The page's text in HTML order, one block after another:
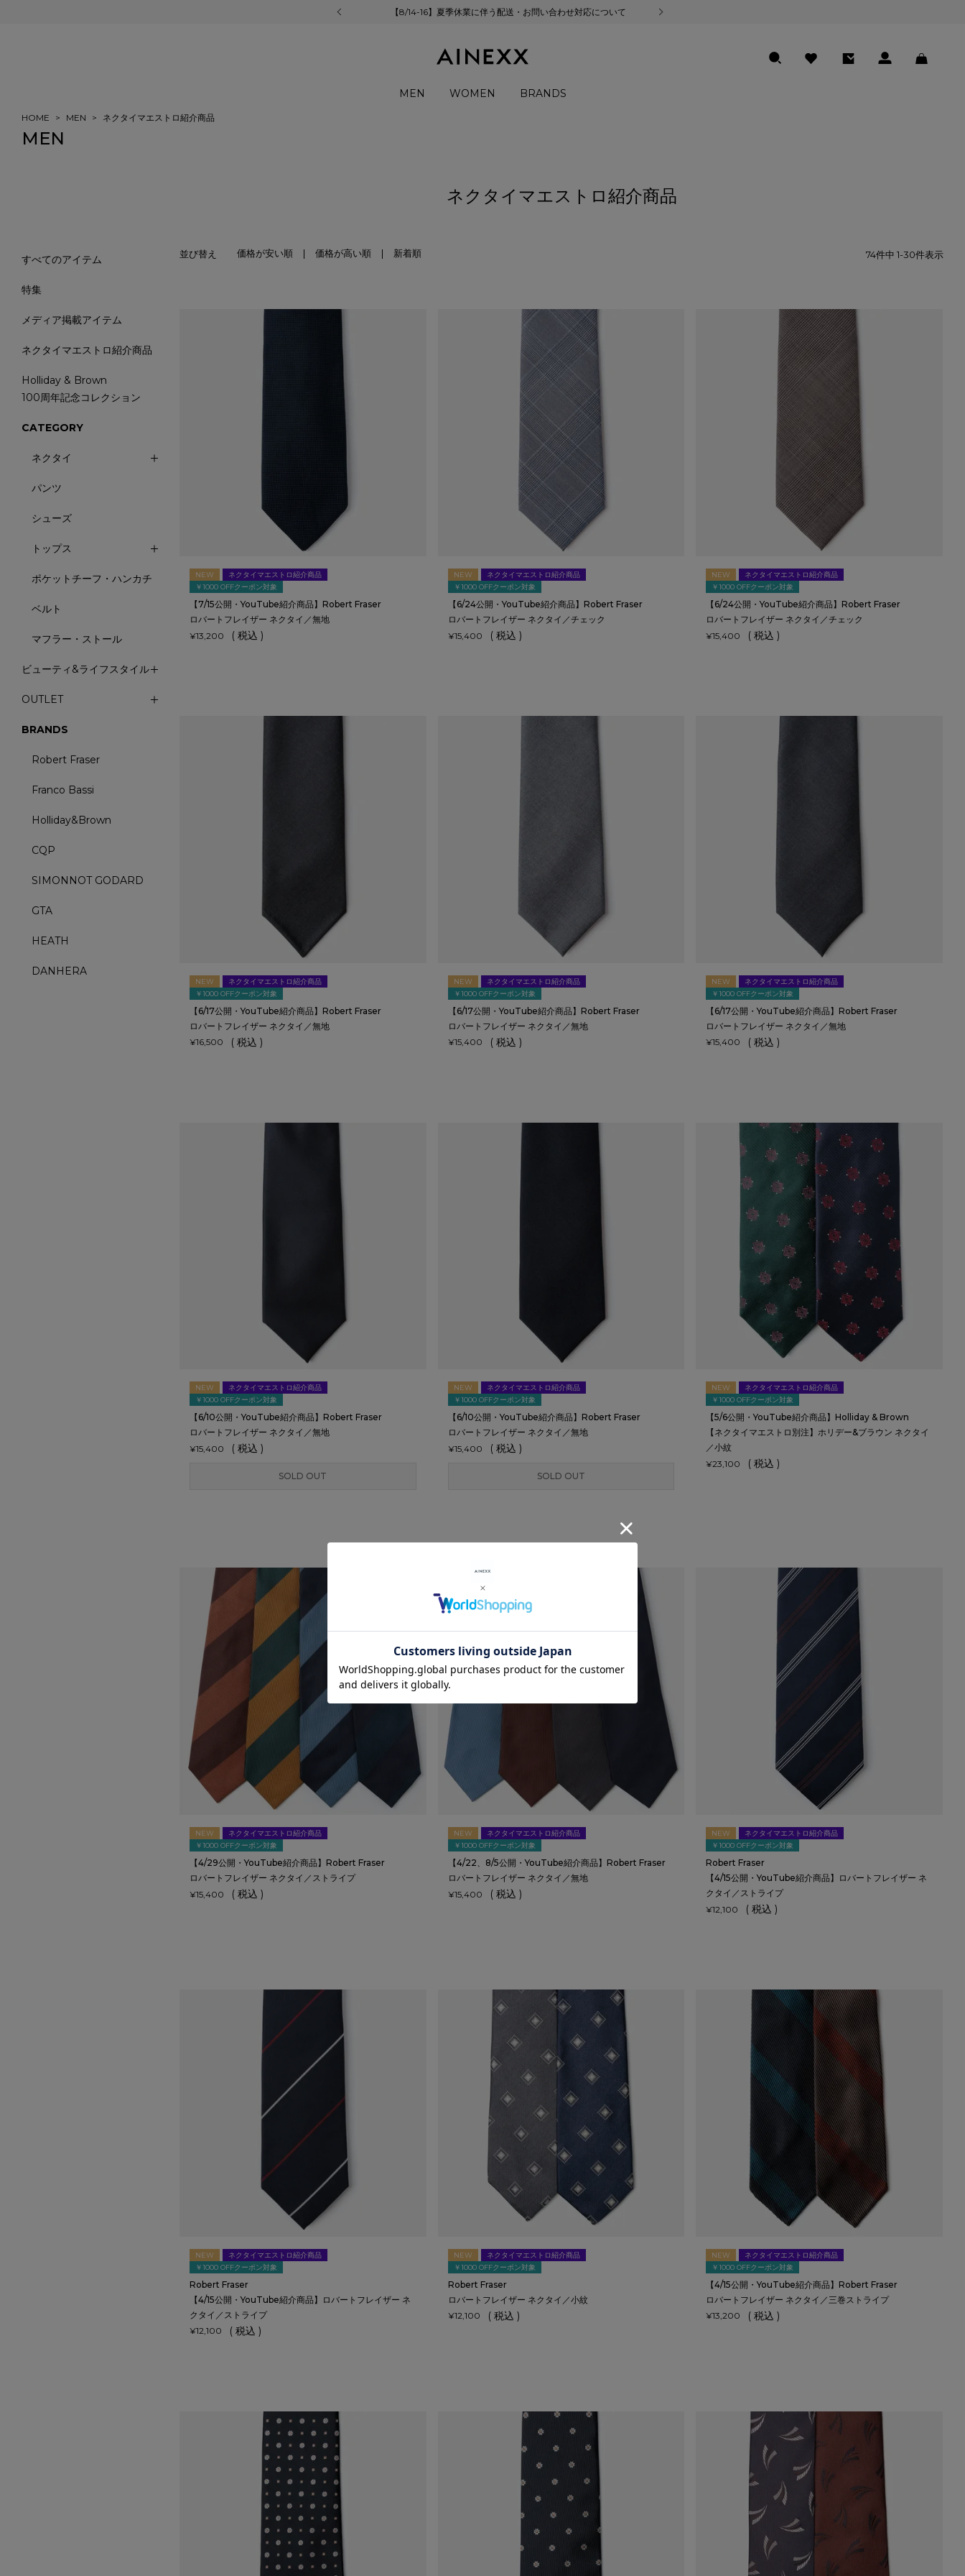
【8/14-16】夏季休業に伴う配送・お問い合わせ対応について
MEN WOMEN BRANDS
HOME MEN ネクタイマエストロ紹介商品
MEN
すべてのアイテム
特集
メディア掲載アイテム
ネクタイマエストロ紹介商品
Holliday & Brown
100周年記念コレクション
CATEGORY
ネクタイ
パンツ
シューズ
トップス
ポケットチーフ・ハンカチ
ベルト
マフラー・ストール
ビューティ&ライフスタイル
OUTLET
BRANDS
Robert Fraser
Franco Bassi
Holliday&Brown
CQP
SIMONNOT GODARD
GTA
HEATH
DANHERA
ネクタイマエストロ紹介商品
並び替え 価格が安い順 価格が高い順 新着順 74件中 1-30件表示
NEW
ネクタイマエストロ紹介商品
￥1000 OFFクーポン対象
【7/15公開・YouTube紹介商品】Robert Fraser
ロバートフレイザー ネクタイ／無地
¥13,200 税込
NEW
ネクタイマエストロ紹介商品
￥1000 OFFクーポン対象
【6/24公開・YouTube紹介商品】Robert Fraser
ロバートフレイザー ネクタイ／チェック
¥15,400 税込
NEW
ネクタイマエストロ紹介商品
￥1000 OFFクーポン対象
【6/24公開・YouTube紹介商品】Robert Fraser
ロバートフレイザー ネクタイ／チェック
¥15,400 税込
NEW
ネクタイマエストロ紹介商品
￥1000 OFFクーポン対象
【6/17公開・YouTube紹介商品】Robert Fraser
ロバートフレイザー ネクタイ／無地
¥16,500 税込
NEW
ネクタイマエストロ紹介商品
￥1000 OFFクーポン対象
【6/17公開・YouTube紹介商品】Robert Fraser
ロバートフレイザー ネクタイ／無地
¥15,400 税込
NEW
ネクタイマエストロ紹介商品
￥1000 OFFクーポン対象
【6/17公開・YouTube紹介商品】Robert Fraser
ロバートフレイザー ネクタイ／無地
¥15,400 税込
NEW
ネクタイマエストロ紹介商品
￥1000 OFFクーポン対象
【6/10公開・YouTube紹介商品】Robert Fraser
ロバートフレイザー ネクタイ／無地
¥15,400 税込
SOLD OUT
NEW
ネクタイマエストロ紹介商品
￥1000 OFFクーポン対象
【6/10公開・YouTube紹介商品】Robert Fraser
ロバートフレイザー ネクタイ／無地
¥15,400 税込
SOLD OUT
NEW
ネクタイマエストロ紹介商品
￥1000 OFFクーポン対象
【5/6公開・YouTube紹介商品】Holliday & Brown
【ネクタイマエストロ別注】ホリデー&ブラウン ネクタイ
／小紋
¥23,100 税込
NEW
ネクタイマエストロ紹介商品
￥1000 OFFクーポン対象
【4/29公開・YouTube紹介商品】Robert Fraser
ロバートフレイザー ネクタイ／ストライプ
¥15,400 税込
NEW
ネクタイマエストロ紹介商品
￥1000 OFFクーポン対象
【4/22、8/5公開・YouTube紹介商品】Robert Fraser
ロバートフレイザー ネクタイ／無地
¥15,400 税込
NEW
ネクタイマエストロ紹介商品
￥1000 OFFクーポン対象
Robert Fraser
【4/15公開・YouTube紹介商品】ロバートフレイザー ネ
クタイ／ストライプ
¥12,100 税込
NEW
ネクタイマエストロ紹介商品
￥1000 OFFクーポン対象
Robert Fraser
【4/15公開・YouTube紹介商品】ロバートフレイザー ネ
クタイ／ストライプ
¥12,100 税込
NEW
ネクタイマエストロ紹介商品
￥1000 OFFクーポン対象
Robert Fraser
ロバートフレイザー ネクタイ／小紋
¥12,100 税込
NEW
ネクタイマエストロ紹介商品
￥1000 OFFクーポン対象
【4/15公開・YouTube紹介商品】Robert Fraser
ロバートフレイザー ネクタイ／三巻ストライプ
¥13,200 税込